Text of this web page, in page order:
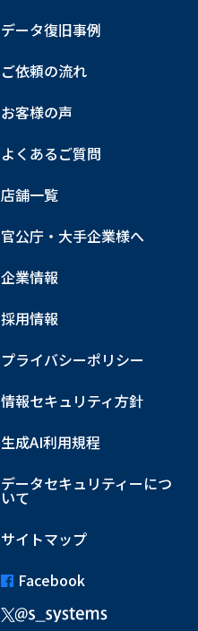
データ復旧事例
ご依頼の流れ
お客様の声
よくあるご質問
店舗一覧
官公庁・大手企業様へ
企業情報
採用情報
プライバシーポリシー
情報セキュリティ方針
生成AI利用規程
データセキュリティーにつ
いて
サイトマップ
Facebook